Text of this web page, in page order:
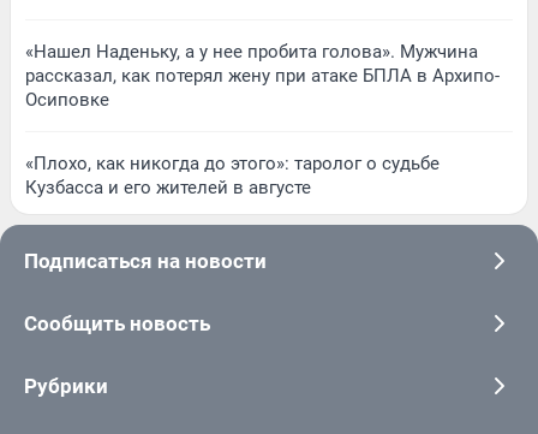
«Нашел Наденьку, а у нее пробита голова». Мужчина
рассказал, как потерял жену при атаке БПЛА в Архипо-
Осиповке
«Плохо, как никогда до этого»: таролог о судьбе
Кузбасса и его жителей в августе
Подписаться на новости
Сообщить новость
Рубрики